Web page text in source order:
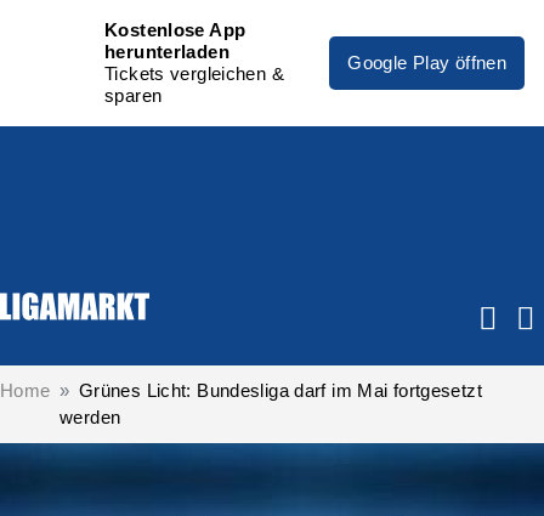
Kostenlose App
herunterladen
Tickets vergleichen &
sparen
Google Play öffnen
Home
Grünes Licht: Bundesliga darf im Mai fortgesetzt
werden